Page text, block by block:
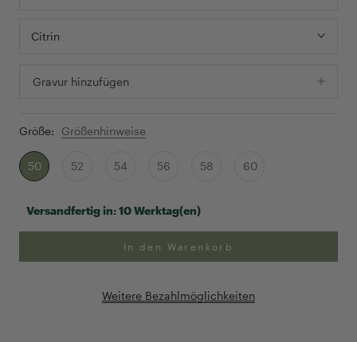
Citrin
Gravur hinzufügen
Größe: Größenhinweise
50 52 54 56 58 60
Versandfertig in:10 Werktag(en)
In den Warenkorb
Weitere Bezahlmöglichkeiten